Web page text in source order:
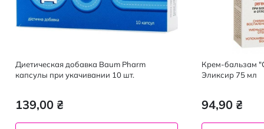
Диетическая добавка Baum Pharm
капсулы при укачивании 10 шт.
139,00 ₴
Крем-бальзам
Эликсир 75 мл
94,90 ₴